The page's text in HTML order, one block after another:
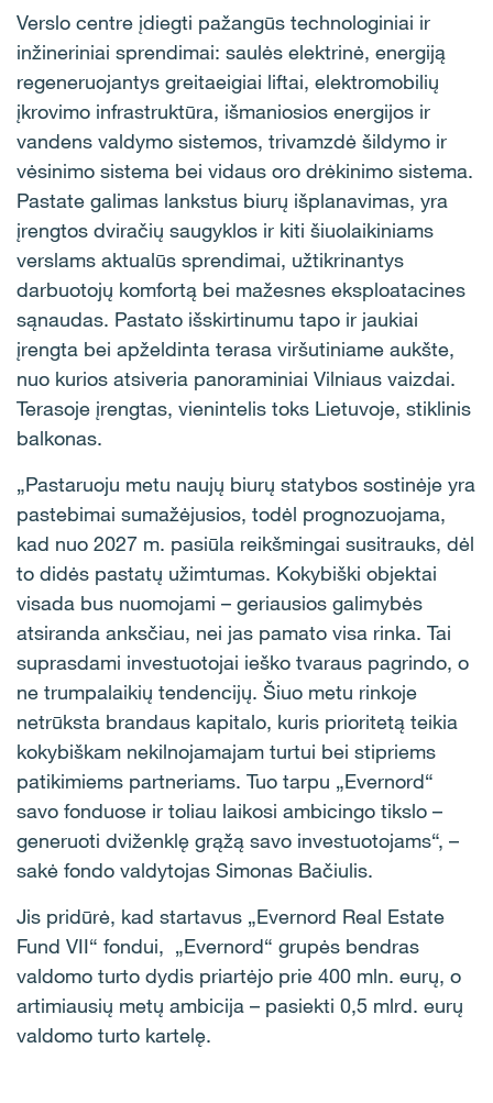
Verslo centre įdiegti pažangūs technologiniai ir
inžineriniai sprendimai: saulės elektrinė, energiją
regeneruojantys greitaeigiai liftai, elektromobilių
įkrovimo infrastruktūra, išmaniosios energijos ir
vandens valdymo sistemos, trivamzdė šildymo ir
vėsinimo sistema bei vidaus oro drėkinimo sistema.
Pastate galimas lankstus biurų išplanavimas, yra
įrengtos dviračių saugyklos ir kiti šiuolaikiniams
verslams aktualūs sprendimai, užtikrinantys
darbuotojų komfortą bei mažesnes eksploatacines
sąnaudas. Pastato išskirtinumu tapo ir jaukiai
įrengta bei apželdinta terasa viršutiniame aukšte,
nuo kurios atsiveria panoraminiai Vilniaus vaizdai.
Terasoje įrengtas, vienintelis toks Lietuvoje, stiklinis
balkonas.
„Pastaruoju metu naujų biurų statybos sostinėje yra
pastebimai sumažėjusios, todėl prognozuojama,
kad nuo 2027 m. pasiūla reikšmingai susitrauks, dėl
to didės pastatų užimtumas. Kokybiški objektai
visada bus nuomojami – geriausios galimybės
atsiranda anksčiau, nei jas pamato visa rinka. Tai
suprasdami investuotojai ieško tvaraus pagrindo, o
ne trumpalaikių tendencijų. Šiuo metu rinkoje
netrūksta brandaus kapitalo, kuris prioritetą teikia
kokybiškam nekilnojamajam turtui bei stipriems
patikimiems partneriams. Tuo tarpu „Evernord“
savo fonduose ir toliau laikosi ambicingo tikslo –
generuoti dviženklę grąžą savo investuotojams“, –
sakė fondo valdytojas Simonas Bačiulis.
Jis pridūrė, kad startavus „Evernord Real Estate
Fund VII“ fondui, „Evernord“ grupės bendras
valdomo turto dydis priartėjo prie 400 mln. eurų, o
artimiausių metų ambicija – pasiekti 0,5 mlrd. eurų
valdomo turto kartelę.